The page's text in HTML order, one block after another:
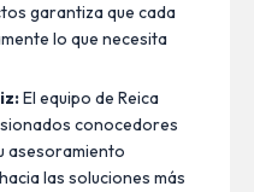
garantiza que cada
lo que necesita
El equipo de Reica
conocedores
asesoramiento
las soluciones más